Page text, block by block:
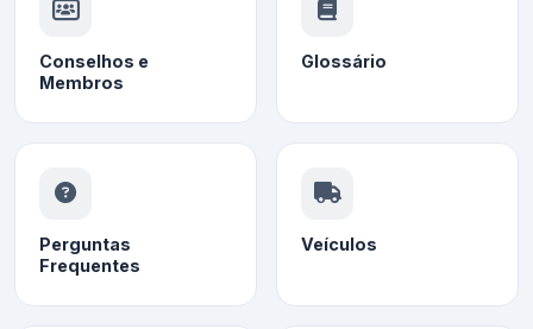
Conselhos e
Membros
Glossário
Perguntas
Frequentes
Veículos